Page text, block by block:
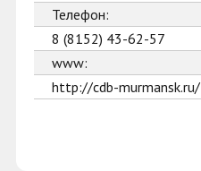
Телефон:
8 (8152) 43-62-57
www:
http://cdb-murmansk.ru/